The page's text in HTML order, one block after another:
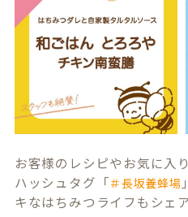
お客様のレシピやお気に入
ハッシュタグ「＃長坂養蜂場
キなはちみつライフもシェ